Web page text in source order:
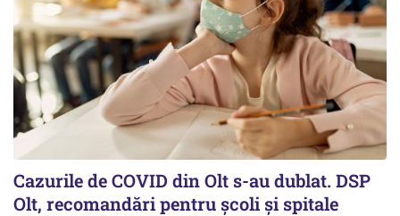
Cazurile de COVID din Olt s-au dublat. DSP
Olt, recomandări pentru școli și spitale